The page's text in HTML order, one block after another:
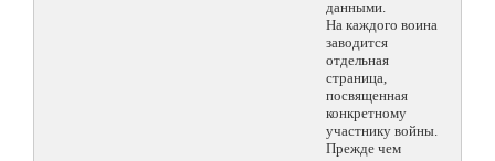
данными.
На каждого воина
заводится
отдельная
страница,
посвященная
конкретному
участнику войны.
Прежде чем